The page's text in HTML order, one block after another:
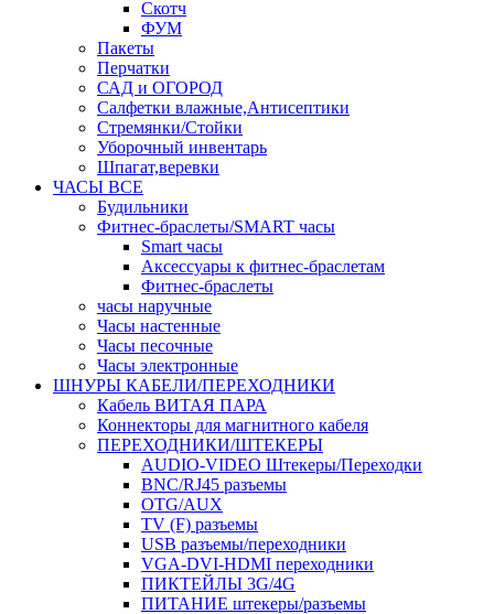
Скотч
ФУМ
Пакеты
Перчатки
САД и ОГОРОД
Салфетки влажные,Антисептики
Стремянки/Стойки
Уборочный инвентарь
Шпагат,веревки
ЧАСЫ ВСЕ
Будильники
Фитнес-браслеты/SMART часы
Smart часы
Аксессуары к фитнес-браслетам
Фитнес-браслеты
часы наручные
Часы настенные
Часы песочные
Часы электронные
ШНУРЫ КАБЕЛИ/ПЕРЕХОДНИКИ
Кабель ВИТАЯ ПАРА
Коннекторы для магнитного кабеля
ПЕРЕХОДНИКИ/ШТЕКЕРЫ
AUDIO-VIDEO Штекеры/Переходки
BNC/RJ45 разъемы
OTG/AUX
TV (F) разъемы
USB разъемы/переходники
VGA-DVI-HDMI переходники
ПИКТЕЙЛЫ 3G/4G
ПИТАНИЕ штекеры/разъемы